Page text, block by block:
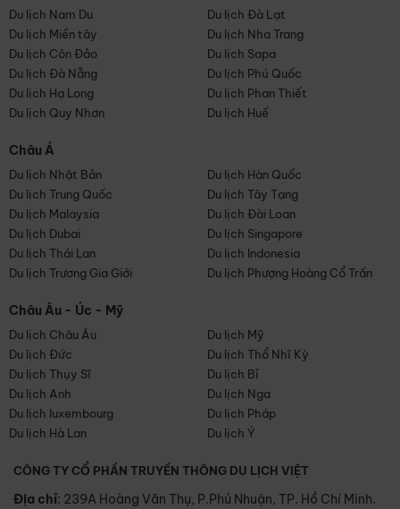
Du lịch Nam Du
Du lịch Đà Lạt
Du lịch Miền tây
Du lịch Nha Trang
Du lịch Côn Đảo
Du lịch Sapa
Du lịch Đà Nẵng
Du lịch Phú Quốc
Du lịch Hạ Long
Du lịch Phan Thiết
Du lịch Quy Nhơn
Du lịch Huế
Châu Á
Du lịch Nhật Bản
Du lịch Hàn Quốc
Du lịch Trung Quốc
Du lịch Tây Tạng
Du lịch Malaysia
Du lịch Đài Loan
Du lịch Dubai
Du lịch Singapore
Du lịch Thái Lan
Du lịch Indonesia
Du lịch Trương Gia Giới
Du lịch Phượng Hoàng Cổ Trấn
Châu Âu - Úc - Mỹ
Du lịch Châu Âu
Du lịch Mỹ
Du lịch Đức
Du lịch Thổ Nhĩ Kỳ
Du lịch Thụy Sĩ
Du lịch Bỉ
Du lịch Anh
Du lịch Nga
Du lịch luxembourg
Du lịch Pháp
Du lịch Hà Lan
Du lịch Ý
CÔNG TY CỔ PHẦN TRUYỀN THÔNG DU LỊCH VIỆT
Địa chỉ: 239A Hoàng Văn Thụ, P.Phú Nhuận, TP. Hồ Chí Minh.